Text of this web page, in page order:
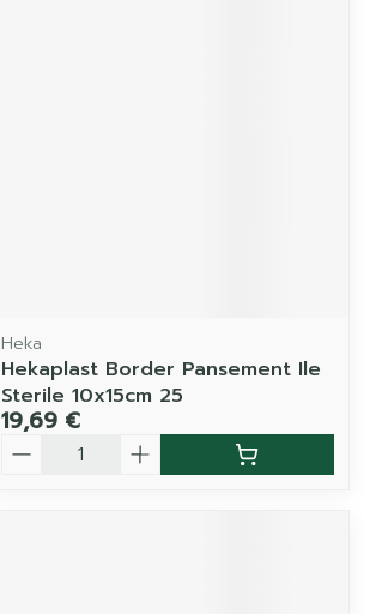
Heka
Hekaplast Border Pansement Ile
Sterile 10x15cm 25
19,69 €
Quantité